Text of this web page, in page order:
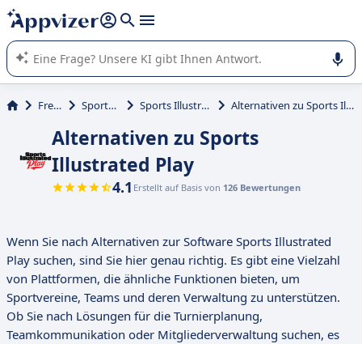
beantworten (mehrere Zeilen mit
Die KI von Appvizer führt Sie bei der Nutzung oder Auswahl
von SaaS-Software in Unternehmen.
Freizeit Sportverein Sports Illustrated Play Alternativen zu Sports Illustrated Play
Alternativen zu Sports
Illustrated Play
4.1 Erstellt auf Basis von 126 Bewertungen
Wenn Sie nach Alternativen zur Software Sports Illustrated
Play suchen, sind Sie hier genau richtig. Es gibt eine Vielzahl
von Plattformen, die ähnliche Funktionen bieten, um
Sportvereine, Teams und deren Verwaltung zu unterstützen.
Ob Sie nach Lösungen für die Turnierplanung,
Teamkommunikation oder Mitgliederverwaltung suchen, es